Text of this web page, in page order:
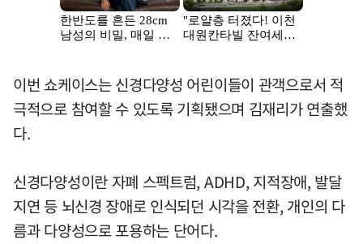
이번 쇼케이스는 신경다양성 어린이들이 관객으로서 적
극적으로 참여할 수 있도록 기획됐으며 김재리가 연출했
다.
신경다양성이란 자폐 스펙트럼, ADHD, 지적장애, 발달
지연 등 뇌신경 장애로 인식되던 시각을 전환, 개인의 다
름과 다양성으로 포용하는 단어다.